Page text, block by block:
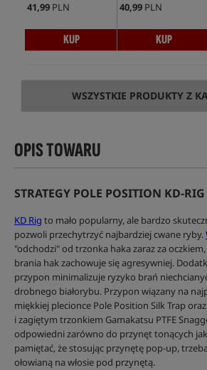
41,99 PLN
KUP
40,99 PLN
KUP
WSZYSTKIE PRODUKTY Z
OPIS TOWARU
STRATEGY POLE POSITION KD-RIG
KD Rig to mało popularny, ale bardzo
pozwoli przechytrzyć najbardziej cwane ryby.
"odchodzi" od trzonka haka zaraz za
brania hak zachowuje się agresywniej.
przypon minimalizuje ryzyko brań
drobnego białorybu. Przypon wiązany na
miękkiej plecionce Pole Position Silk Trap
i zagiętym trzonkiem Gamakatsu PTFE
odpowiedni zarówno do przynęt tonących jak
pamiętać, że stosując przynętę pop-up,
ołowianą na włosie pod przynętą.